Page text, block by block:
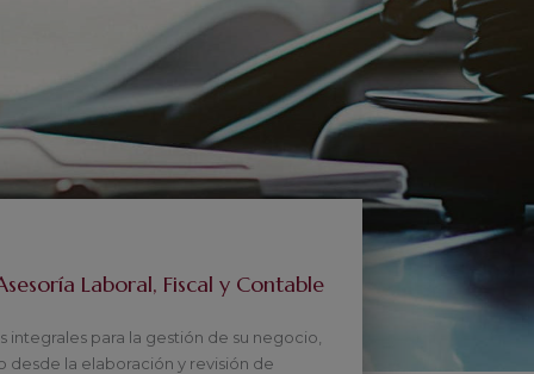
Laboral, Fiscal y Contable
integrales para la gestión de su negocio,
desde la elaboración y revisión de